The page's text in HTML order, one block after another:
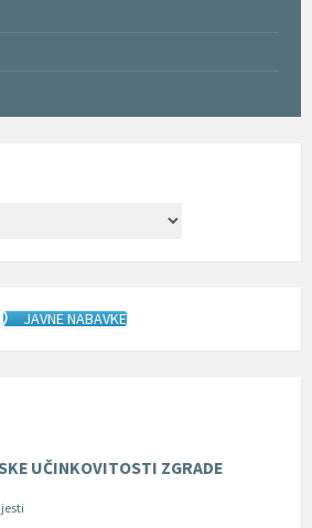
JAVNE NABAVKE
UČINKOVITOSTI ZGRADE